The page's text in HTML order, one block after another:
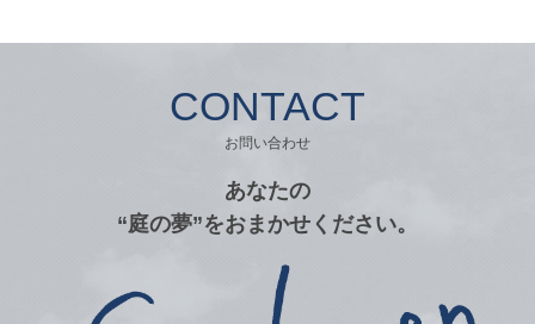
CONTACT
お問い合わせ
あなたの
“庭の夢”をおまかせください。